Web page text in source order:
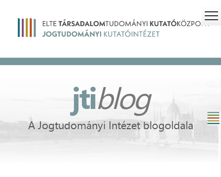
jtiblog
A Jogtudományi Intézet blogoldala